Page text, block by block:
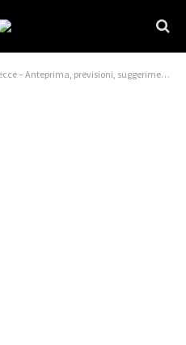
previsioni, suggerimenti, offerte e probabilità